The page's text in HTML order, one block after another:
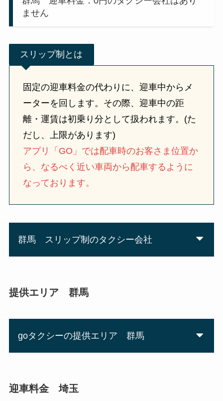
ません
スリップ制とは
固定の迎車料金の代わりに、迎車中からメ
ーターを回します。その際、迎車中の距
離・運賃は初乗り分として扱われます。(た
だし、上限があります)
アプリ「GO」では配車時のお客さま位置か
ら、なるべく近い車両から配車するように
なっております。
群馬 スリップ制のタクシー会社
提供エリア 群馬
goタクシーの提供エリア 群馬
迎車料金 埼玉